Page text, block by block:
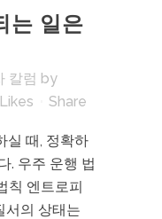
는 일은
칼럼 by
Likes Share
실 때, 정확하
. 우주 운행 법
칙 엔트로피
서의 상태는